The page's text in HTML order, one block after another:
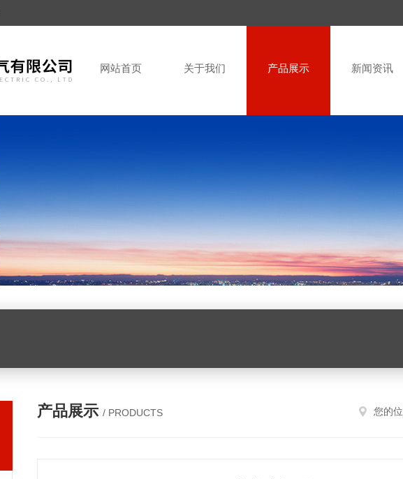
网站首页 关于我们 产品展示 新闻资讯
产品展示 / PRODUCTS 您的位